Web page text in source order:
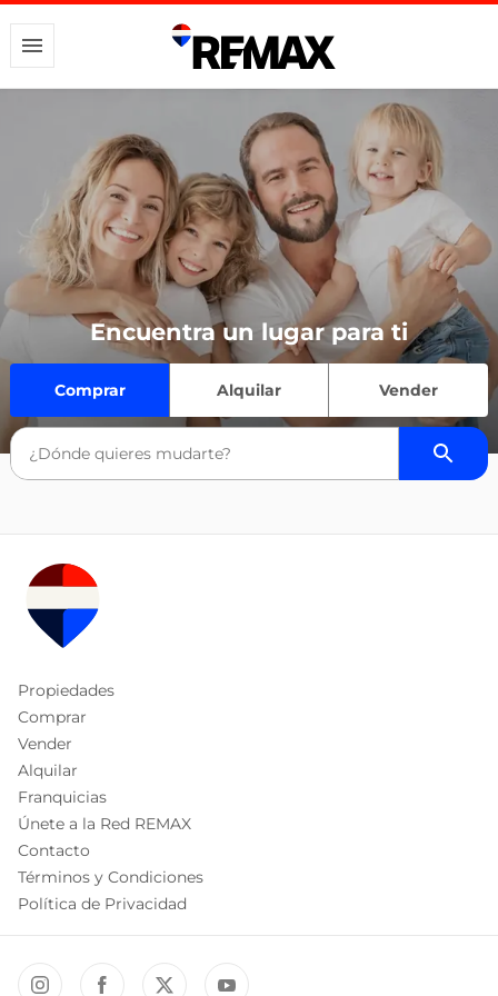
Encuentra un lugar para ti
Comprar Alquilar Vender
Propiedades
Comprar
Vender
Alquilar
Franquicias
Únete a la Red REMAX
Contacto
Términos y Condiciones
Política de Privacidad